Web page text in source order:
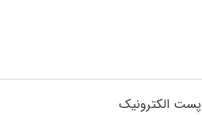
پست الکترونیک